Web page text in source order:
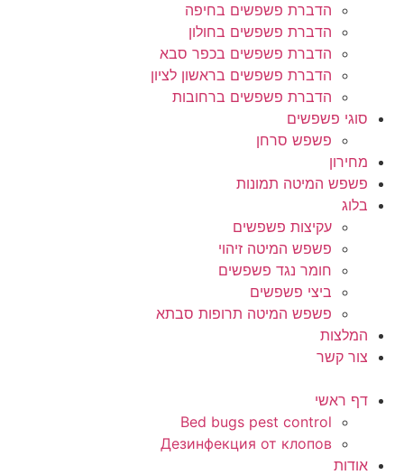
הדברת פשפשים בחיפה
הדברת פשפשים בחולון
הדברת פשפשים בכפר סבא
הדברת פשפשים בראשון לציון
הדברת פשפשים ברחובות
סוגי פשפשים
פשפש סרחן
מחירון
פשפש המיטה תמונות
בלוג
עקיצות פשפשים
פשפש המיטה זיהוי
חומר נגד פשפשים
ביצי פשפשים
פשפש המיטה תרופות סבתא
המלצות
צור קשר
דף ראשי
Bed bugs pest control
Дезинфекция от клопов
אודות